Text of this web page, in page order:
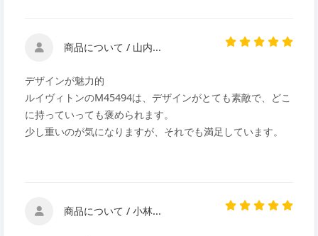
商品について / 山内...
デザインが魅力的
ルイヴィトンのM45494は、デザインがとても素敵で、どこ
に持っていっても褒められます。
少し重いのが気になりますが、それでも満足しています。
商品について / 小林...